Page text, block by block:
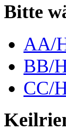
Bitte
AA/
BB/
CC/